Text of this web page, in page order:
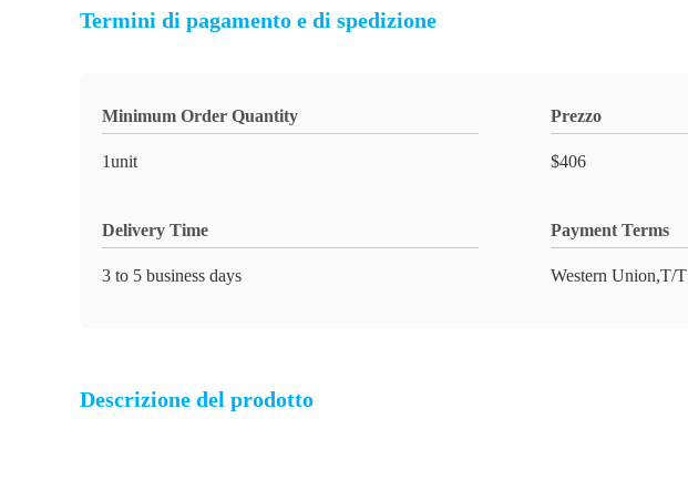
Termini di pagamento e di spedizione
Minimum Order Quantity
1unit
Prezzo
$406
Delivery Time
3 to 5 business days
Payment Terms
Western Union,T/T
Descrizione del prodotto